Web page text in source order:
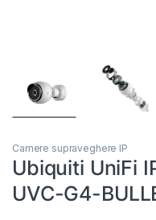
Camere supraveghere IP
Ubiquiti UniFi
UVC-G4-